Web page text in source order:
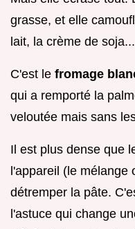
grasse, et elle
lait, la crème de
C'est le fromage
qui a remporté la
veloutée mais sans
Il est plus dense que
l'appareil (le
détremper la pâte.
l'astuce qui change